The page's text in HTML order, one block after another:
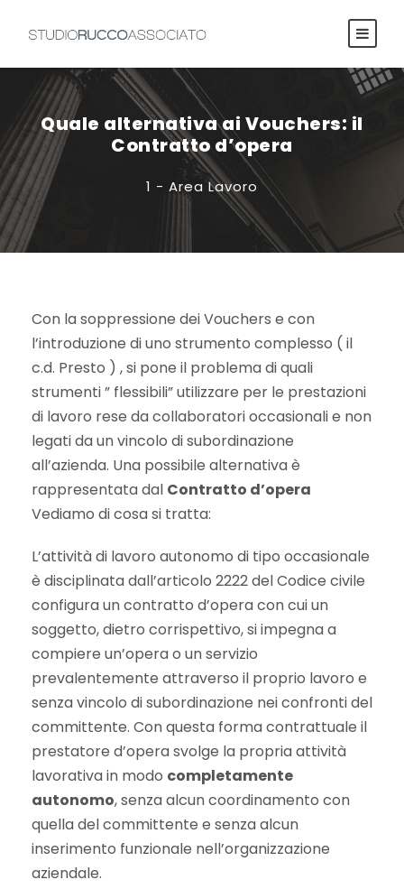
Quale alternativa ai Vouchers: il
Contratto d’opera
1 - Area Lavoro
Con la soppressione dei Vouchers e con
l’introduzione di uno strumento complesso ( il
c.d. Presto ) , si pone il problema di quali
strumenti ” flessibili” utilizzare per le prestazioni
di lavoro rese da collaboratori occasionali e non
legati da un vincolo di subordinazione
all’azienda. Una possibile alternativa è
rappresentata dal Contratto d’opera
Vediamo di cosa si tratta:
L’attività di lavoro autonomo di tipo occasionale
è disciplinata dall’articolo 2222 del Codice civile
configura un contratto d’opera con cui un
soggetto, dietro corrispettivo, si impegna a
compiere un’opera o un servizio
prevalentemente attraverso il proprio lavoro e
senza vincolo di subordinazione nei confronti del
committente. Con questa forma contrattuale il
prestatore d’opera svolge la propria attività
lavorativa in modo completamente
autonomo, senza alcun coordinamento con
quella del committente e senza alcun
inserimento funzionale nell’organizzazione
aziendale.